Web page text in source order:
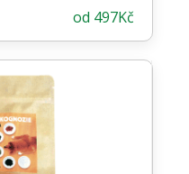
od 497Kč